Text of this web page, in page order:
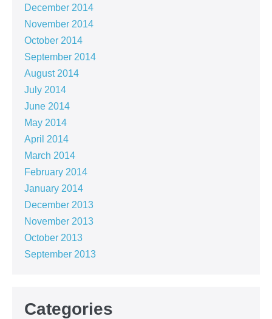
December 2014
November 2014
October 2014
September 2014
August 2014
July 2014
June 2014
May 2014
April 2014
March 2014
February 2014
January 2014
December 2013
November 2013
October 2013
September 2013
Categories